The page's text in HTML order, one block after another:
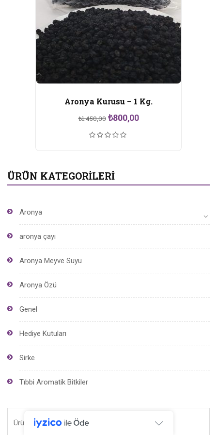
ÜRÜN KATEGORILERI
Aronya
aronya çayı
Aronya Meyve Suyu
Aronya Özü
Genel
Hediye Kutuları
Sirke
Tıbbi Aromatik Bitkiler
Aronya Kurusu – 1 Kg.
₺1.450,00 Orijinal
fiyat:
₺1.450,00.
₺800,00Şu